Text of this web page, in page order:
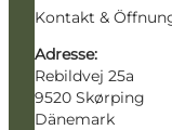
Kontakt &
Adresse:
Rebildvej 25a
9520 Skørping
Dänemark